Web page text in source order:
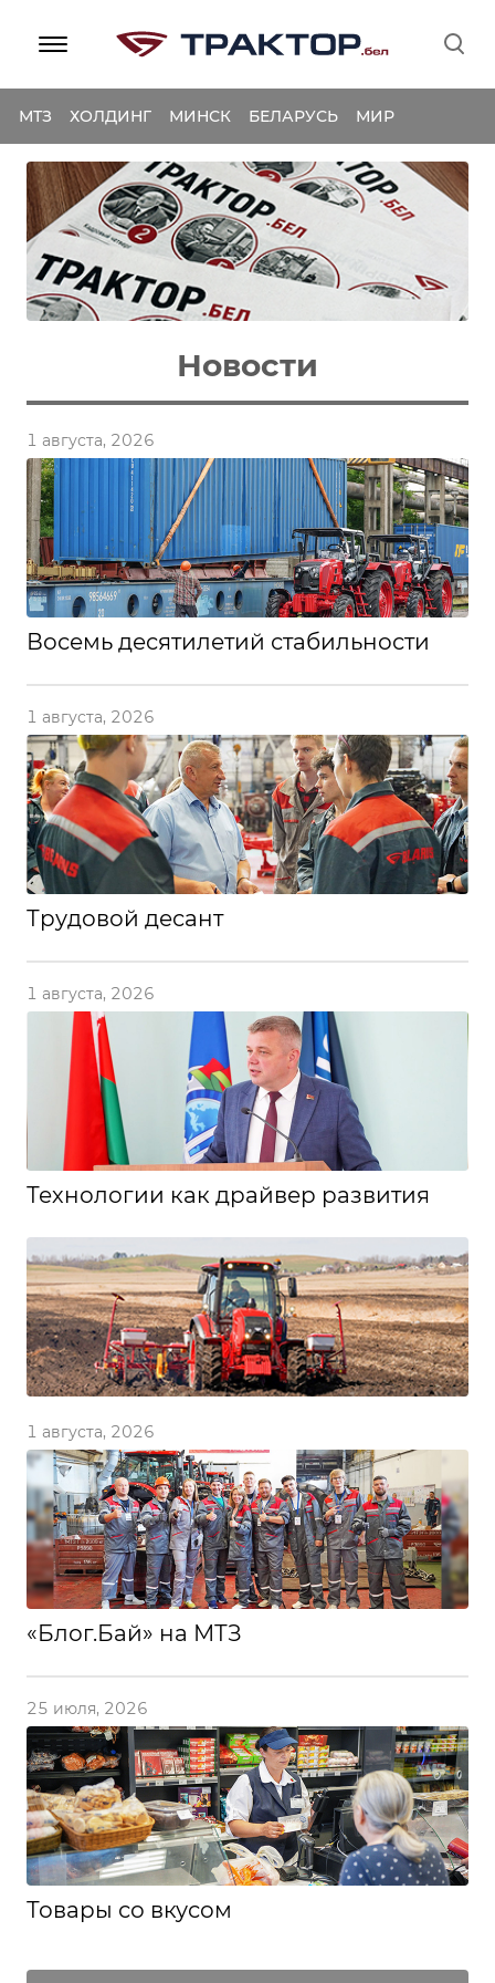
МТЗ ХОЛДИНГ МИНСК БЕЛАРУСЬ МИР
Новости
1 августа, 2026
Восемь десятилетий стабильности
1 августа, 2026
Трудовой десант
1 августа, 2026
Технологии как драйвер развития
1 августа, 2026
«Блог.Бай» на МТЗ
25 июля, 2026
Товары со вкусом